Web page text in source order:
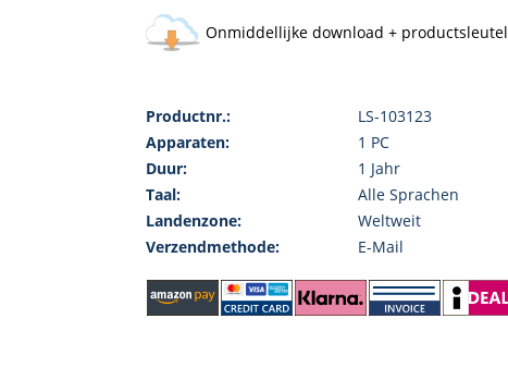
Onmiddellijke download + productsleutel
Productnr.:
LS-103123
Apparaten:
1 PC
Duur:
1 Jahr
Taal:
Alle Sprachen
Landenzone:
Weltweit
Verzendmethode:
E-Mail